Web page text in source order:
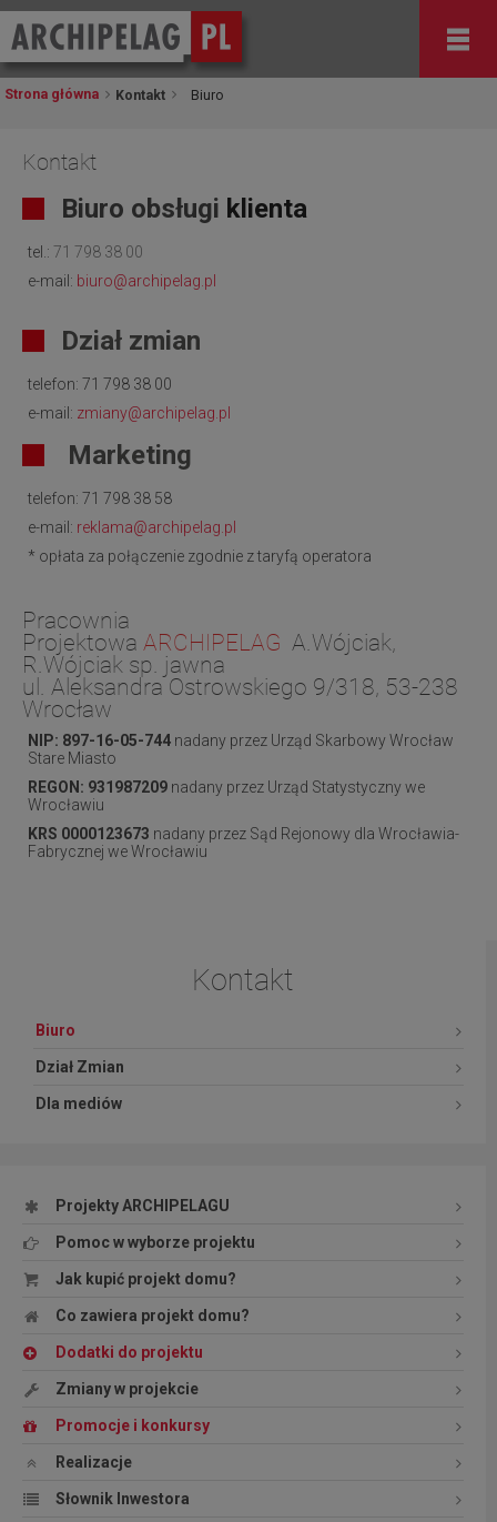
Strona główna Kontakt Biuro
Kontakt
Biuro obsługi klienta
tel.: 71 798 38 00
e-mail: biuro@archipelag.pl
Dział zmian
telefon: 71 798 38 00
e-mail: zmiany@archipelag.pl
Marketing
telefon: 71 798 38 58
e-mail: reklama@archipelag.pl
* opłata za połączenie zgodnie z taryfą operatora
Pracownia
Projektowa ARCHIPELAG A.Wójciak,
R.Wójciak sp. jawna
ul. Aleksandra Ostrowskiego 9/318, 53-238
Wrocław
NIP: 897-16-05-744 nadany przez Urząd Skarbowy Wrocław
Stare Miasto
REGON: 931987209 nadany przez Urząd Statystyczny we
Wrocławiu
KRS 0000123673 nadany przez Sąd Rejonowy dla Wrocławia-
Fabrycznej we Wrocławiu
Kontakt
Biuro
Dział Zmian
Dla mediów
Projekty ARCHIPELAGU
Pomoc w wyborze projektu
Jak kupić projekt domu?
Co zawiera projekt domu?
Dodatki do projektu
Zmiany w projekcie
Promocje i konkursy
Realizacje
Słownik Inwestora